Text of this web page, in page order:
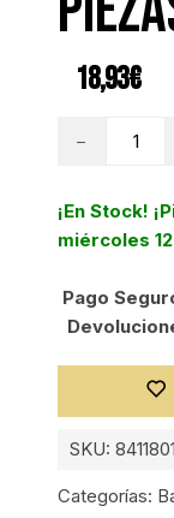
18,93€
TATAY
PIEZAS
¡En Stock!
miércoles
Pago
SKU:
Categorías: